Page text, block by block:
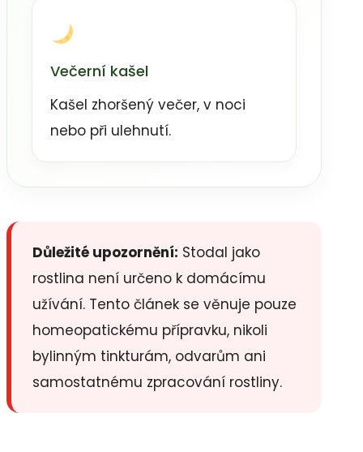
Večerní kašel
Kašel zhoršený večer, v noci
nebo při ulehnutí.
Důležité upozornění: Stodal jako
rostlina není určeno k domácímu
užívání. Tento článek se věnuje pouze
homeopatickému přípravku, nikoli
bylinným tinkturám, odvarům ani
samostatnému zpracování rostliny.